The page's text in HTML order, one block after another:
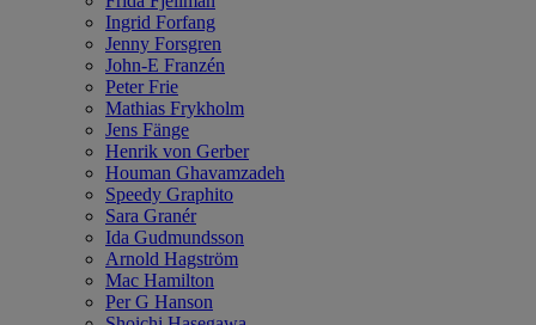
Ingrid Forfang
Jenny Forsgren
John-E Franzén
Peter Frie
Mathias Frykholm
Jens Fänge
Henrik von Gerber
Houman Ghavamzadeh
Speedy Graphito
Sara Granér
Ida Gudmundsson
Arnold Hagström
Mac Hamilton
Per G Hanson